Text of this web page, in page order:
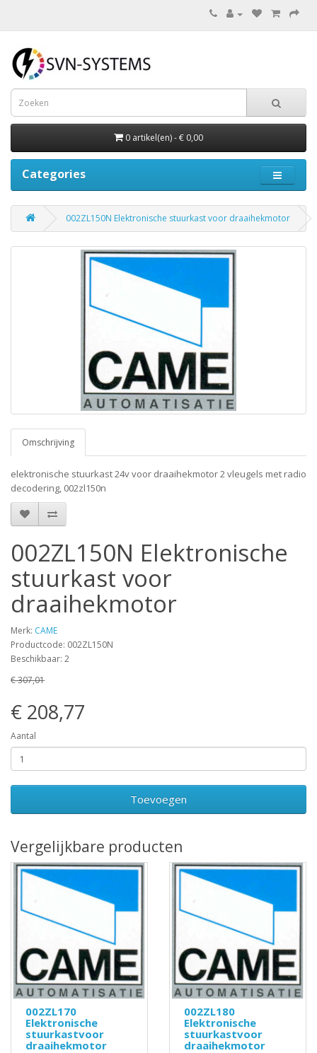
0 artikel(en) - € 0,00
Categories
002ZL150N Elektronische stuurkast voor draaihekmotor
Omschrijving
elektronische stuurkast 24v voor draaihekmotor 2 vleugels met radio
decodering, 002zl150n
002ZL150N Elektronische
stuurkast voor
draaihekmotor
Merk: CAME
Productcode: 002ZL150N
Beschikbaar: 2
€ 307,01
€ 208,77
Aantal
Toevoegen
Vergelijkbare producten
002ZL170
Elektronische
stuurkastvoor
draaihekmotor
002ZL180
Elektronische
stuurkastvoor
draaihekmotor